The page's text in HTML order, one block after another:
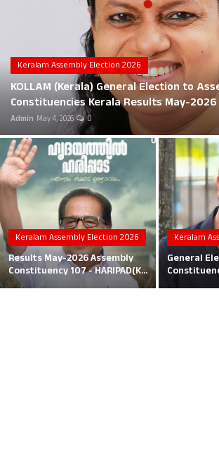
Career
Education
Business
Local News
Earn Money
Tutorials
Malayalam
Keralam Assembly Election 2026
KOLLAM (Kerala) General Election to
Constituencies Kerala Results May-2026
Admin May 4, 2026 0
Keralam Assembly Election 2026
Results May-2026 Assembly
Constituency 107 - HARIPAD(K...
Keralam
General